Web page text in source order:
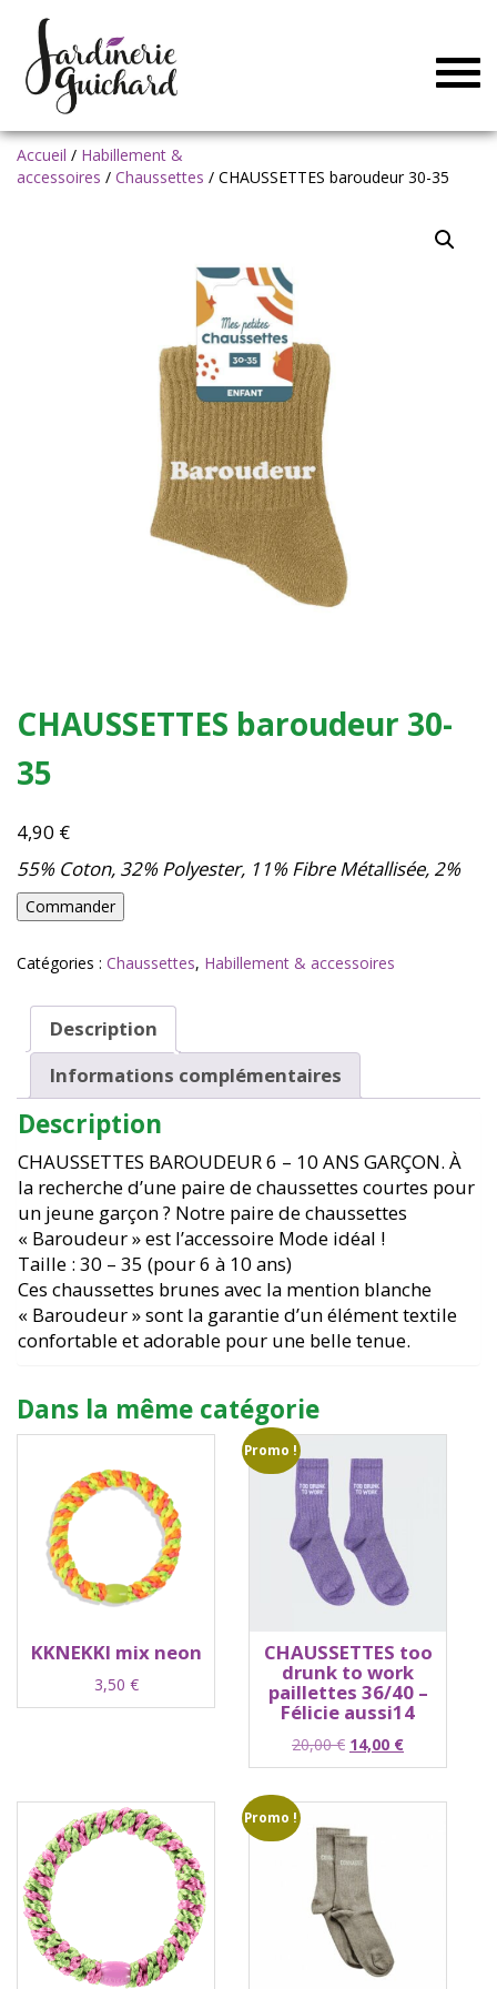
Accueil / Habillement &
accessoires / Chaussettes / CHAUSSETTES baroudeur 30-35
CHAUSSETTES baroudeur 30-
35
4,90 €
55% Coton, 32% Polyester, 11% Fibre Métallisée, 2%
quantité
de
baroudeur
35
Commander
Catégories : Chaussettes, Habillement & accessoires
Description
Informations complémentaires
Description
CHAUSSETTES BAROUDEUR 6 – 10 ANS GARÇON. À
la recherche d’une paire de chaussettes courtes pour
un jeune garçon ? Notre paire de chaussettes
« Baroudeur » est l’accessoire Mode idéal !
Taille : 30 – 35 (pour 6 à 10 ans)
Ces chaussettes brunes avec la mention blanche
« Baroudeur » sont la garantie d’un élément textile
confortable et adorable pour une belle tenue.
Dans la même catégorie
KKNEKKI mix neon
3,50 €
Promo !
CHAUSSETTES too
drunk to work
paillettes 36/40 –
Félicie aussi14
20,00€ Le
prix
était :
20,00 €.
14,00 €Le
prix
est :
Promo !